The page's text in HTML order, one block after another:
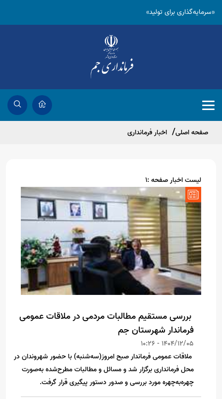
«سرمایه‌گذاری برای تولید»
صفحه اصلی اخبار فرمانداری
لیست اخبار صفحه :1
بررسی مستقیم مطالبات مردمی در ملاقات عمومی
فرماندار شهرستان جم
1404/12/05 - 10:26
ملاقات عمومی فرماندار صبح امروز(سه‌شنبه) با حضور شهروندان در
محل فرمانداری برگزار شد و مسائل و مطالبات مطرح‌شده به‌صورت
چهره‌به‌چهره مورد بررسی و صدور دستور پیگیری قرار گرفت.